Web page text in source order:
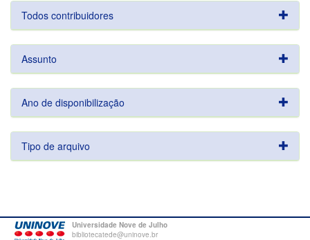
Todos contribuidores
Assunto
Ano de disponibilização
Tipo de arquivo
Universidade Nove de Julho
bibliotecatede@uninove.br